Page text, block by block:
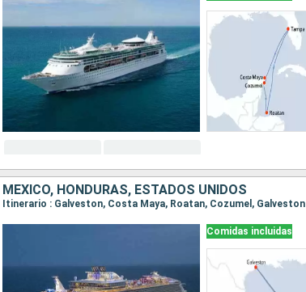
MÉXICO, HONDURAS, ESTADOS UNIDOS
Itinerario : Galveston, Costa Maya, Roatan, Cozumel, Galveston
Comidas incluidas